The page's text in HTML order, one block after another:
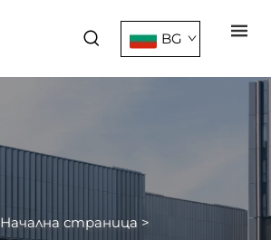
BG
Начална страница >